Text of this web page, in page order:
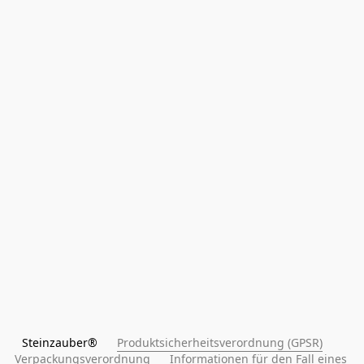
Steinzauber® Produktsicherheitsverordnung (GPSR)
Verpackungsverordnung
Informationen für den Fall eines